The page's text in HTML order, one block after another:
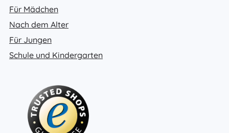
Für Mädchen
Nach dem Alter
Für Jungen
Schule und Kindergarten